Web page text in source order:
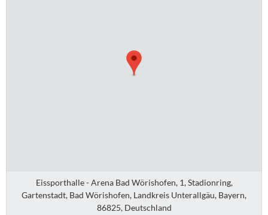
Eissporthalle - Arena Bad Wörishofen, 1, Stadionring,
Gartenstadt, Bad Wörishofen, Landkreis Unterallgäu, Bayern,
86825, Deutschland